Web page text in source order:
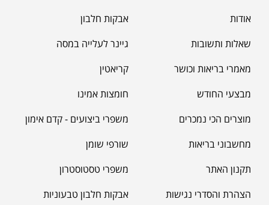
אודות
שאלות ותשובות
מאמרי בריאות וכושר
מבצעי החודש
מוצרים הכי נמכרים
מחשבוני בריאות
תקנון האתר
הצהרת והסדרי נגישות
אבקות חלבון
גיינר לעלייה במסה
קריאטין
חומצות אמינו
משפרי ביצועים - קדם אימון
שורפי שומן
משפרי טסטוסטרון
אבקות חלבון טבעוניות